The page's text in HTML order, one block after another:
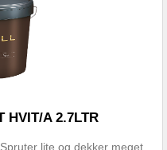
lite og dekker meget
HVIT/A 2.7LTR